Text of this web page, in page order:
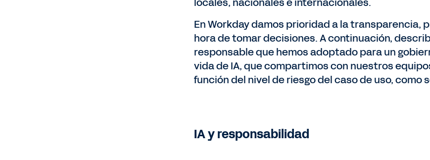
En Workday damos prioridad a la transparencia,
hora de tomar decisiones. A continuación,
responsable que hemos adoptado para un
vida de IA, que compartimos con nuestros
función del nivel de riesgo del caso de uso,
IA y responsabilidad